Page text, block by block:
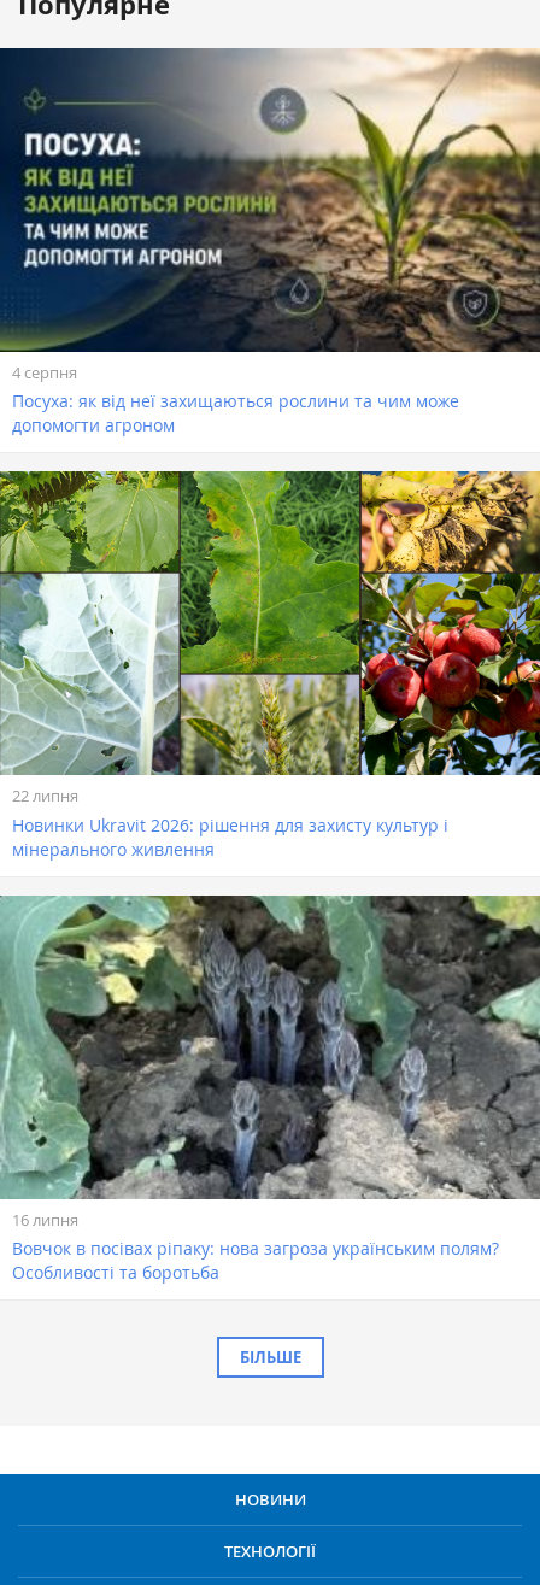
4 серпня
Посуха: як від неї захищаються рослини та чим може
допомогти агроном
22 липня
Новинки Ukravit 2026: рішення для захисту культур і
мінерального живлення
16 липня
Вовчок в посівах ріпаку: нова загроза українським полям?
Особливості та боротьба
БІЛЬШЕ
НОВИНИ
ТЕХНОЛОГІЇ